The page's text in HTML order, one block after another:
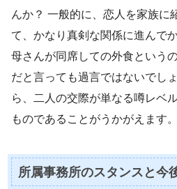
んか？ 一般的に、恋人を家族に
て、かなり真剣な関係に進んで
母さんが同席しての外食という
だと言っても過言ではないでし
ら、二人の交際が単なる噂レベ
ものであることがうかがえます。
所属事務所のスタンスと今